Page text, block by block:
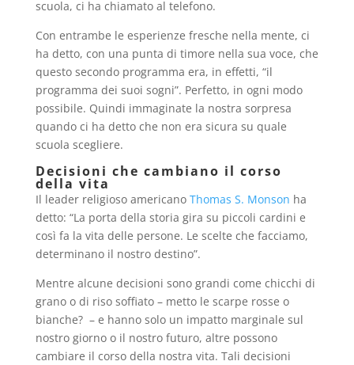
scuola, ci ha chiamato al telefono.
Con entrambe le esperienze fresche nella mente, ci
ha detto, con una punta di timore nella sua voce, che
questo secondo programma era, in effetti, “il
programma dei suoi sogni”. Perfetto, in ogni modo
possibile. Quindi immaginate la nostra sorpresa
quando ci ha detto che non era sicura su quale
scuola scegliere.
Decisioni che cambiano il corso
della vita
Il leader religioso americano Thomas S. Monson ha
detto: “La porta della storia gira su piccoli cardini e
così fa la vita delle persone. Le scelte che facciamo,
determinano il nostro destino”.
Mentre alcune decisioni sono grandi come chicchi di
grano o di riso soffiato – metto le scarpe rosse o
bianche? – e hanno solo un impatto marginale sul
nostro giorno o il nostro futuro, altre possono
cambiare il corso della nostra vita. Tali decisioni